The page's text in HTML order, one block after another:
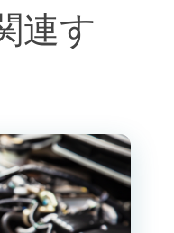
連す